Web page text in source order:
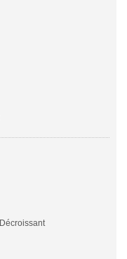
Décroissant